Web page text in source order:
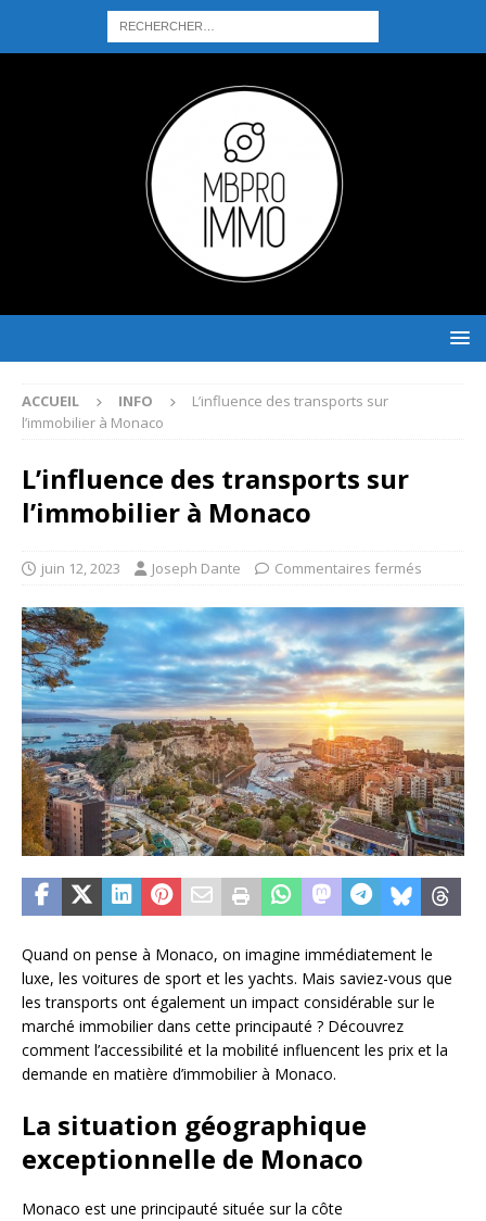
ACCUEIL INFO
L’influence des transports sur
l’immobilier à Monaco
L’influence des transports sur
l’immobilier à Monaco
juin 12, 2023 Joseph Dante Commentaires fermés
Quand on pense à Monaco, on imagine immédiatement le
luxe, les voitures de sport et les yachts. Mais saviez-vous que
les transports ont également un impact considérable sur le
marché immobilier dans cette principauté ? Découvrez
comment l’accessibilité et la mobilité influencent les prix et la
demande en matière d’immobilier à Monaco.
La situation géographique
exceptionnelle de Monaco
Monaco est une principauté située sur la côte